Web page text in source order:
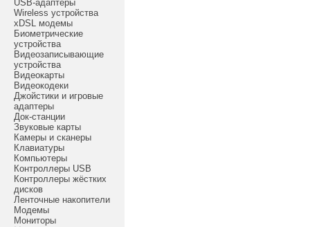
USB-адаптеры
Wireless устройства
xDSL модемы
Биометрические
устройства
Видеозаписывающие
устройства
Видеокарты
Видеокодеки
Джойстики и игровые
адаптеры
Док-станции
Звуковые карты
Камеры и сканеры
Клавиатуры
Компьютеры
Контроллеры USB
Контроллеры жёстких
дисков
Ленточные накопители
Модемы
Мониторы